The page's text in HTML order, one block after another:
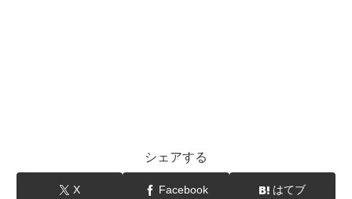
シェアする
X Facebook はてブ